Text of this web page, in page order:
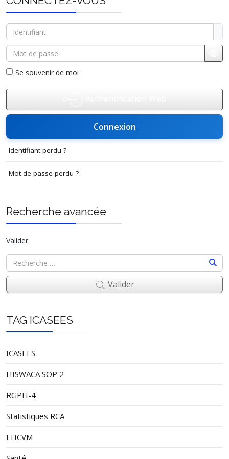
Identifiant
Mot de passe
Se souvenir de moi
Connexion
Identifiant perdu ?
Mot de passe perdu ?
Recherche avancée
Valider
Valider
TAG ICASEES
ICASEES
HISWACA SOP 2
RGPH-4
Statistiques RCA
EHCVM